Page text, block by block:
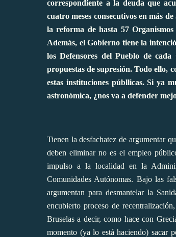
correspondiente a la deuda que
cuatro meses consecutivos en más
la reforma de hasta 57
Además, el Gobierno tiene la
los Defensores del Pueblo de
propuestas de supresión. Todo ello,
estas instituciones públlicas. Si ya
astronómica, ¿nos va a defender
Tienen la desfachatez de argumentar
deben eliminar no es el empleo
impulso a la localidad en la
Comunidades Autónomas. Bajo las
argumentan para desmantelar la
encubierto proceso de
Bruselas a decir, como hace con
momento (ya lo está haciendo) sacar